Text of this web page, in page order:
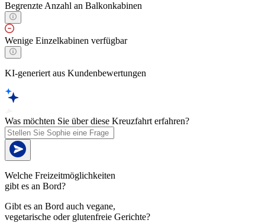
Begrenzte Anzahl an Balkonkabinen
Wenige Einzelkabinen verfügbar
KI-generiert aus Kundenbewertungen
Was möchten Sie über diese Kreuzfahrt erfahren?
Welche Freizeitmöglichkeiten
gibt es an Bord?
Gibt es an Bord auch vegane,
vegetarische oder glutenfreie Gerichte?